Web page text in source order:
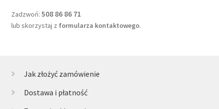
Zadzwoń: 508 86 86 71
lub skorzystaj z formularza kontaktowego.
Jak złożyć zamówienie
Dostawa i płatność